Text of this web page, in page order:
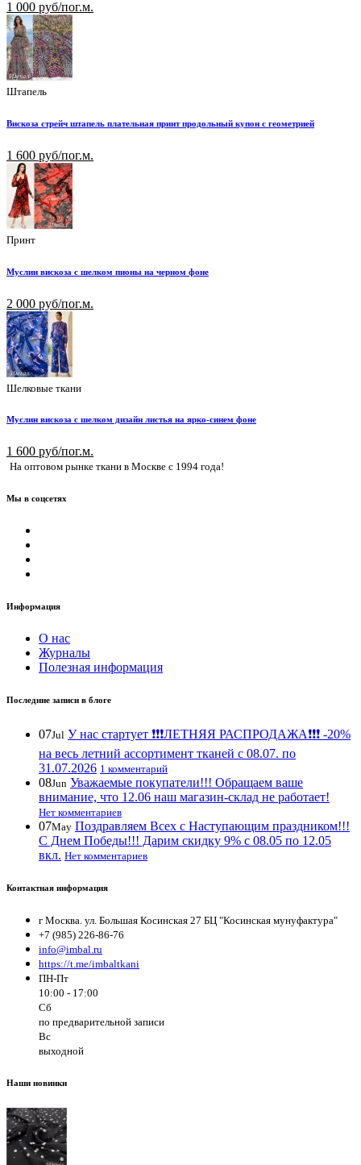
1 000 руб/пог.м.
Штапель
Вискоза стрейч штапель плательная принт продольный купон с геометрией
1 600 руб/пог.м.
Принт
Муслин вискоза с шелком пионы на черном фоне
2 000 руб/пог.м.
Шелковые ткани
Муслин вискоза с шелком дизайн листья на ярко-синем фоне
1 600 руб/пог.м.
На оптовом рынке ткани в Москве с 1994 года!
Мы в соцсетях
Информация
О нас
Журналы
Полезная информация
Последние записи в блоге
07Jul У нас стартует ❗️❗️❗️ЛЕТНЯЯ РАСПРОДАЖА❗️❗️❗️ -20%
на весь летний ассортимент тканей с 08.07. по
31.07.2026 1 комментарий
08Jun Уважаемые покупатели!!! Обращаем ваше
внимание, что 12.06 наш магазин-склад не работает!
Нет комментариев
07May Поздравляем Всех с Наступающим праздником!!!
С Днем Победы!!! Дарим скидку 9% с 08.05 по 12.05
вкл. Нет комментариев
Контактная информация
г Москва. ул. Большая Косинская 27 БЦ "Косинская мунуфактура"
+7 (985) 226-86-76
info@imbal.ru
https://t.me/imbaltkani
ПН-Пт
10:00 - 17:00
Сб
по предварительной записи
Вс
выходной
Наши новинки